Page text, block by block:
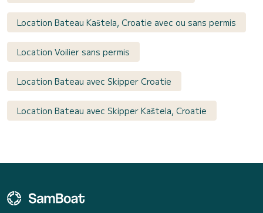
Location Bateau Kaštela, Croatie avec ou sans permis
Location Voilier sans permis
Location Bateau avec Skipper Croatie
Location Bateau avec Skipper Kaštela, Croatie